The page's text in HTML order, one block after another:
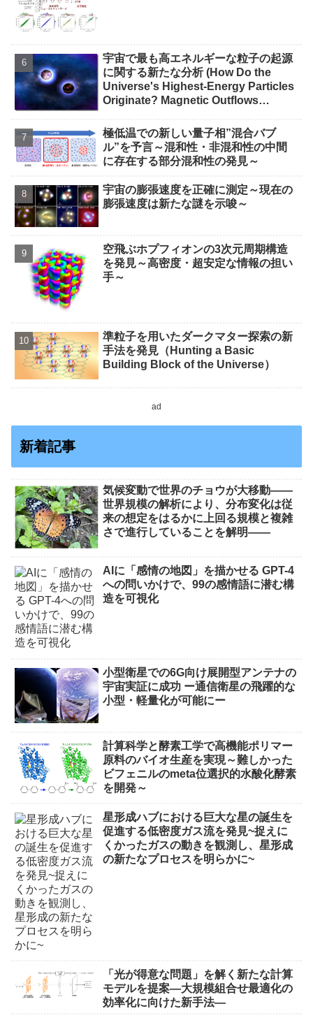
宇宙で最も高エネルギーな粒子の起源
に関する新たな分析 (How Do the
Universe's Highest-Energy Particles
Originate? Magnetic Outflows
Analysis Concludes)
極低温での新しい量子相”混合バブ
ル”を予言～混和性・非混和性の中間
に存在する部分混和性の発見～
宇宙の膨張速度を正確に測定～現在の
膨張速度は新たな謎を示唆～
空飛ぶホプフィオンの3次元周期構造
を発見～高密度・超安定な情報の担い
手～
準粒子を用いたダークマター探索の新
手法を発見（Hunting a Basic
Building Block of the Universe）
ad
新着記事
気候変動で世界のチョウが大移動――
世界規模の解析により、分布変化は従
来の想定をはるかに上回る規模と複雑
さで進行していることを解明――
AIに「感情の地図」を描かせる GPT-4
への問いかけで、99の感情語に潜む構
造を可視化
小型衛星での6G向け展開型アンテナの
宇宙実証に成功 ー通信衛星の飛躍的な
小型・軽量化が可能にー
計算科学と酵素工学で高機能ポリマー
原料のバイオ生産を実現～難しかった
ビフェニルのmeta位選択的水酸化酵素
を開発～
星形成ハブにおける巨大な星の誕生を
促進する低密度ガス流を発見~捉えに
くかったガスの動きを観測し、星形成
の新たなプロセスを明らかに~
「光が得意な問題」を解く新たな計算
モデルを提案―大規模組合せ最適化の
効率化に向けた新手法―